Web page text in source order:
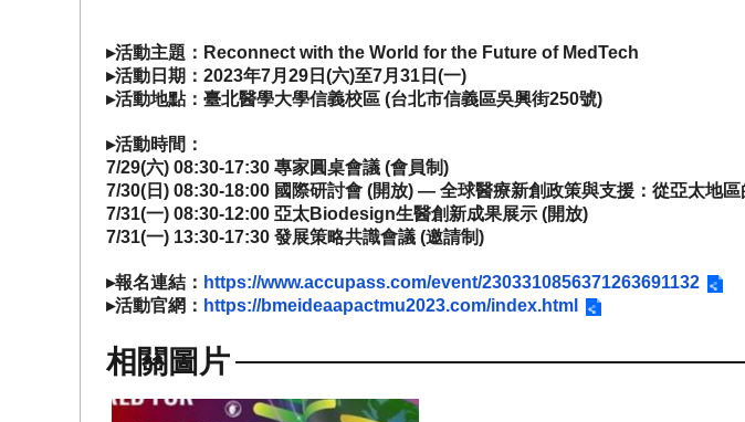
▸活動主題：Reconnect with the World for the Future of MedTech
▸活動日期：2023年7月29日(六)至7月31日(一)
▸活動地點：臺北醫學大學信義校區 (台北市信義區吳興街250號)
▸活動時間：
7/29(六) 08:30-17:30 專家圓桌會議 (會員制)
7/30(日) 08:30-18:00 國際研討會 (開放) — 全球醫療新創政策與支援：從亞太地
7/31(一) 08:30-12:00 亞太Biodesign生醫創新成果展示 (開放)
7/31(一) 13:30-17:30 發展策略共識會議 (邀請制)
▸報名連結： https://www.accupass.com/event/2303310856371263691132
▸活動官網： https://bmeideaapactmu2023.com/index.html
相關圖片